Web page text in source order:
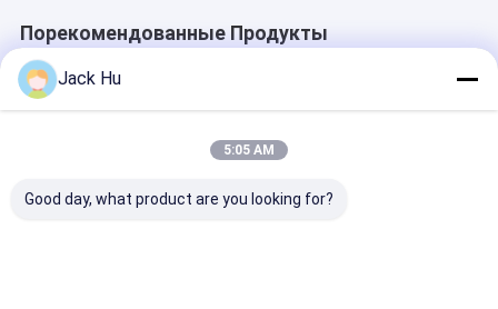
Порекомендованные Продукты
Jack Hu
5:05 AM
Good day, what product are you looking for?